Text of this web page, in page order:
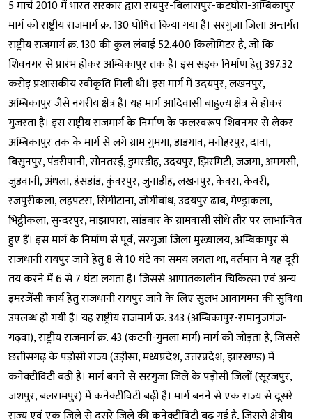
5 मार्च 2010 में भारत सरकार द्वारा रायपुर-बिलासपुर-कटघोरा-अम्बिकापुर
मार्ग को राष्ट्रीय राजमार्ग क्र. 130 घोषित किया गया है। सरगुजा जिला अन्तर्गत
राष्ट्रीय राजमार्ग क्र. 130 की कुल लंबाई 52.400 किलोमिटर है, जो कि
शिवनगर से प्रारंभ होकर अम्बिकापुर तक है। इस सड़क निर्माण हेतु 397.32
करोड़ प्रशासकीय स्वीकृति मिली थी। इस मार्ग में उदयपुर, लखनपुर,
अम्बिकापुर जैसे नगरीय क्षेत्र है। यह मार्ग आदिवासी बाहुल्य क्षेत्र से होकर
गुजरता है। इस राष्ट्रीय राजमार्ग के निर्माण के फलस्वरूप शिवनगर से लेकर
अम्बिकापुर तक के मार्ग से लगे ग्राम गुमगा, डाडगांव, मनोहरपुर, दावा,
बिसुनपुर, पंडरीपानी, सोनतरई, डुमरडीह, उदयपुर, झिरमिटी, जजगा, अमगसी,
जुडवानी, अंधला, हंसडांड, कुंवरपुर, जुनाडीह, लखनपुर, केवरा, केवरी,
रजपुरीकला, लहपटरा, सिंगीटाना, जोगीबांध, उदयपुर ढाब, मेण्ड्राकला,
भिट्ठीकला, सुन्दरपुर, मांझापारा, सांडबार के ग्रामवासी सीधे तौर पर लाभान्वित
हुए हैं। इस मार्ग के निर्माण से पूर्व, सरगुजा जिला मुख्यालय, अम्बिकापुर से
राजधानी रायपुर जाने हेतु 8 से 10 घंटे का समय लगता था, वर्तमान में यह दूरी
तय करने में 6 से 7 घंटा लगता है। जिससे आपातकालीन चिकित्सा एवं अन्य
इमरजेंसी कार्य हेतु राजधानी रायपुर जाने के लिए सुलभ आवागमन की सुविधा
उपलब्ध हो गयी है। यह राष्ट्रीय राजमार्ग क्र. 343 (अम्बिकापुर-रामानुजगंज-
गढ़वा), राष्ट्रीय राजमार्ग क्र. 43 (कटनी-गुमला मार्ग) मार्ग को जोड़ता है, जिससे
छत्तीसगढ़ के पड़ोसी राज्य (उड़ीसा, मध्यप्रदेश, उत्तरप्रदेश, झारखण्ड) में
कनेक्टीविटी बढ़ी है। मार्ग बनने से सरगुजा जिले के पड़ोसी जिलों (सूरजपुर,
जशपुर, बलरामपुर) में कनेक्टीविटी बढ़ी है। मार्ग बनने से एक राज्य से दूसरे